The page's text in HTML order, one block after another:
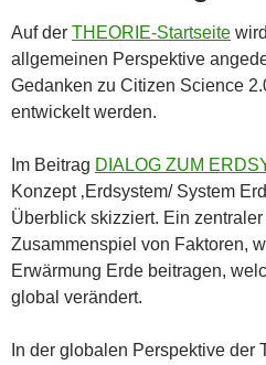
Auf der THEORIE-Startseite
allgemeinen Perspektive
Gedanken zu Citizen Science
entwickelt werden.
Im Beitrag DIALOG ZUM
Konzept ‚Erdsystem/ System
Überblick skizziert. Ein
Zusammenspiel von Faktoren,
Erwärmung Erde beitragen,
global verändert.
In der globalen Perspektive der